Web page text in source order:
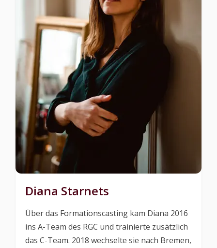
Diana Starnets
Über das Formationscasting kam Diana 2016
ins A-Team des RGC und trainierte zusätzlich
das C-Team. 2018 wechselte sie nach Bremen,